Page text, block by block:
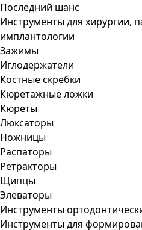
Последний шанс
Инструменты для хирургии,
имплантологии
Зажимы
Иглодержатели
Костные скребки
Кюретажные ложки
Кюреты
Люксаторы
Ножницы
Распаторы
Ретракторы
Щипцы
Элеваторы
Инструменты
Инструменты для